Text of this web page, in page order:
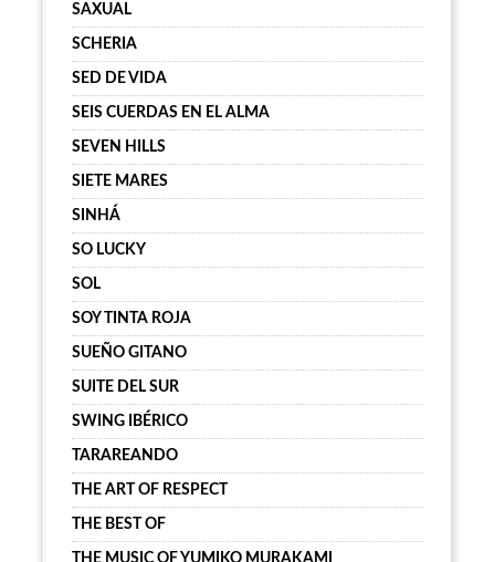
SAXUAL
SCHERIA
SED DE VIDA
SEIS CUERDAS EN EL ALMA
SEVEN HILLS
SIETE MARES
SINHÁ
SO LUCKY
SOL
SOY TINTA ROJA
SUEÑO GITANO
SUITE DEL SUR
SWING IBÉRICO
TARAREANDO
THE ART OF RESPECT
THE BEST OF
THE MUSIC OF YUMIKO MURAKAMI